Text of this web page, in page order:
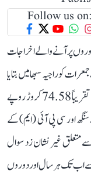
Follow us on:
پر آنے والے اخراجات
کو راجیہ سبھا میں بتایا
کہ وزیر اعظم کے غیر ملکی دوروں پر رواں سال اب تک تقریباً 74.58 کروڑ روپے
اور سی پی آئی (ایم) کے
متعلق غیر نشان زد سوال
پوچھا تھا۔ اراکین پارلیمنٹ نے 2021 سے اب تک ہر سال اور دوروں